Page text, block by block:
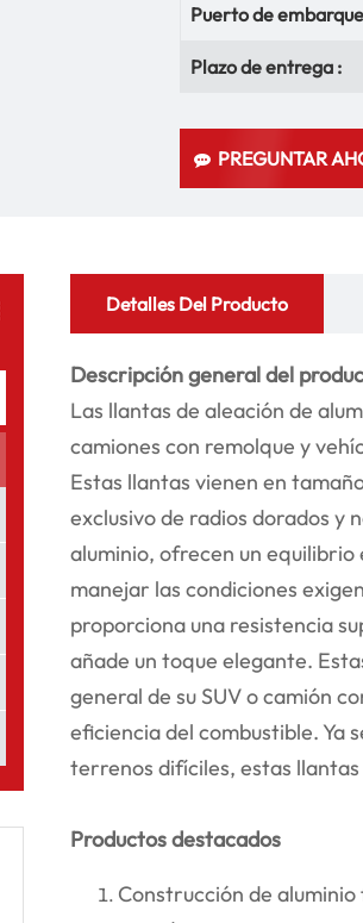
Puerto de
Plazo de entrega :
PREGUNTAR
Detalles Del Producto
Descripción general del
Las llantas de aleación de
camiones con remolque y
Estas llantas vienen en
exclusivo de radios dorados y
aluminio, ofrecen un
manejar las condiciones
proporciona una resistencia
añade un toque elegante.
general de su SUV o camión
eficiencia del combustible. Ya
terrenos difíciles, estas
Productos destacados
Construcción de